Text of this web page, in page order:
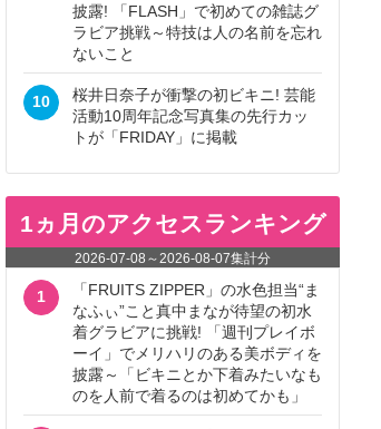
披露! 「FLASH」で初めての雑誌グ
ラビア挑戦～特技は人の名前を忘れ
ないこと
10
桜井日奈子が衝撃の初ビキニ! 芸能
活動10周年記念写真集の先行カッ
トが「FRIDAY」に掲載
1ヵ月のアクセスランキング
2026-07-08 ～2026-08-07集計分
1
「FRUITS ZIPPER」の水色担当“ま
なふぃ”こと真中まなが待望の初水
着グラビアに挑戦! 「週刊プレイボ
ーイ」でメリハリのある美ボディを
披露～「ビキニとか下着みたいなも
のを人前で着るのは初めてかも」